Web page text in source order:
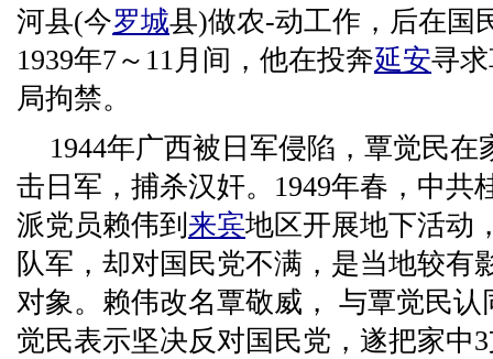
河县(今罗城县)做农-动工作，后在国
1939年7～11月间，他在投奔延安寻
局拘禁。
1944年广西被日军侵陷，覃觉民
击日军，捕杀汉奸。1949年春，中共
派党员赖伟到 来宾地区开展地下活动
队军，却对国民党不满，是当地较有
对象。赖伟改名覃敬威， 与覃觉民
觉民表示坚决反对国民党，遂把家中